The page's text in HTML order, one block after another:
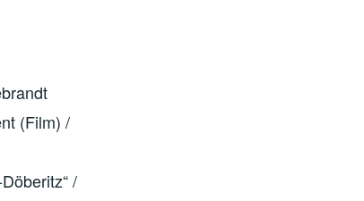
(Film) /
/